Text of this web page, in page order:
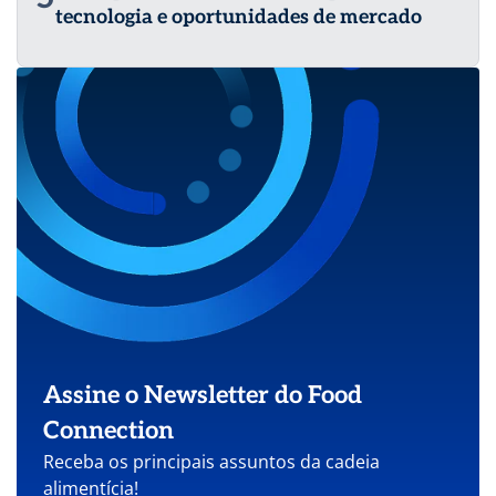
tecnologia e oportunidades de mercado
Assine o Newsletter do Food
Connection
Receba os principais assuntos da cadeia
alimentícia!